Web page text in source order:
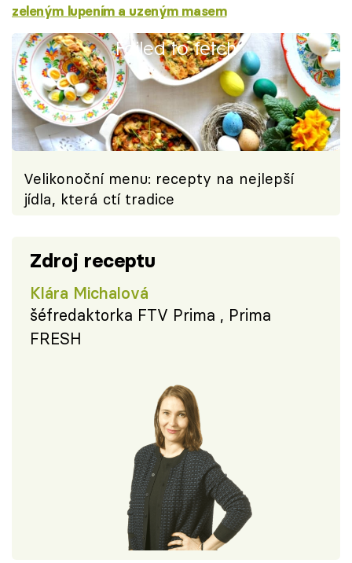
zeleným lupením a uzeným masem
Failed to fetch
Velikonoční menu: recepty na nejlepší
jídla, která ctí tradice
Zdroj receptu
Klára Michalová
šéfredaktorka FTV Prima , Prima
FRESH